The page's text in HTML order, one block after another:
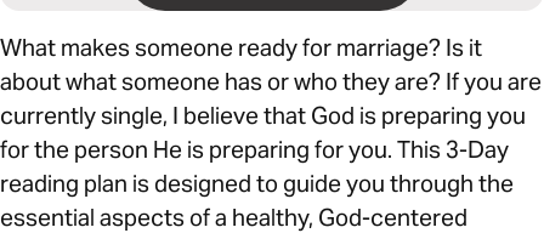
What makes someone ready for marriage? Is it
about what someone has or who they are? If you are
currently single, I believe that God is preparing you
for the person He is preparing for you. This 3-Day
reading plan is designed to guide you through the
essential aspects of a healthy, God-centered